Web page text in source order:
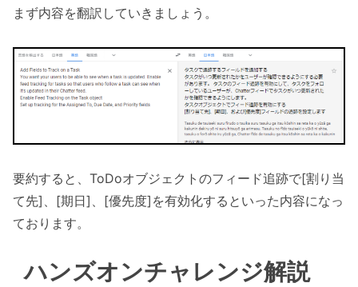
まず内容を翻訳していきましょう。
要約すると、ToDoオブジェクトのフィード追跡で[割り当
て先]、[期日]、[優先度]を有効化するといった内容になっ
ております。
ハンズオンチャレンジ解説